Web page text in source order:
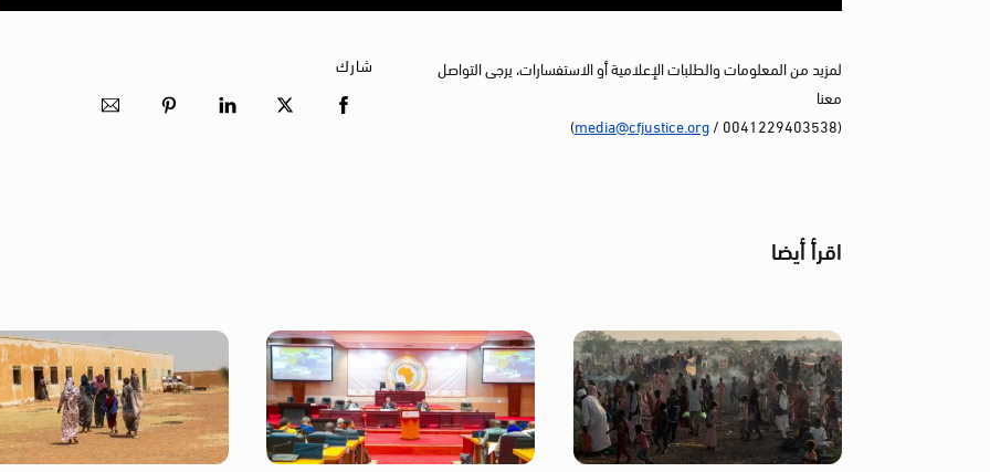
لمزيد من المعلومات والطلبات الإعلامية أو الاستفسارات، يرجى التواصل
معنا
(0041229403538 /
media@cfjustice.org
)
شارك
اقرأ أيضا